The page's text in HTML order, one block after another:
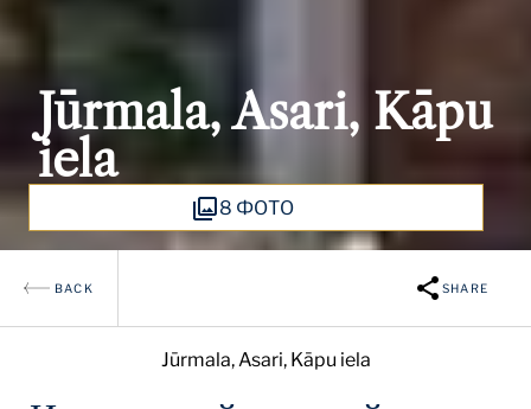
Jūrmala, Asari, Kāpu
iela
8 ФОТО
BACK SHARE
Jūrmala, Asari, Kāpu iela